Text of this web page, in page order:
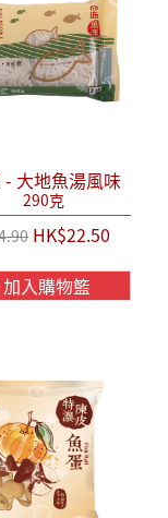
- 大地魚湯風味
290克
HK$22.50
加入購物籃